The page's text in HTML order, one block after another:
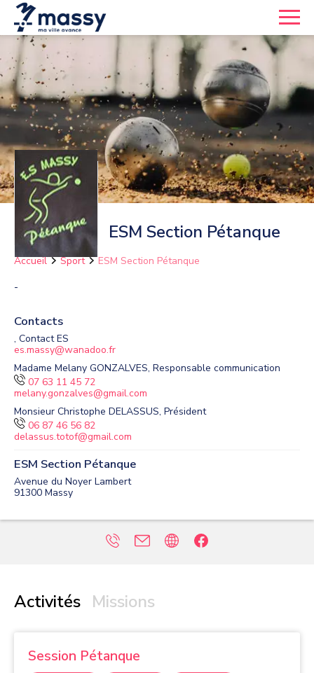
ESM Section Pétanque
Accueil Sport ESM Section Pétanque
-
Contacts
, Contact ES
es.massy@wanadoo.fr
Madame Melany GONZALVES, Responsable communication
07 63 11 45 72
melany.gonzalves@gmail.com
Monsieur Christophe DELASSUS, Président
06 87 46 56 82
delassus.totof@gmail.com
ESM Section Pétanque
Avenue du Noyer Lambert
91300 Massy
Activités Missions
Session Pétanque